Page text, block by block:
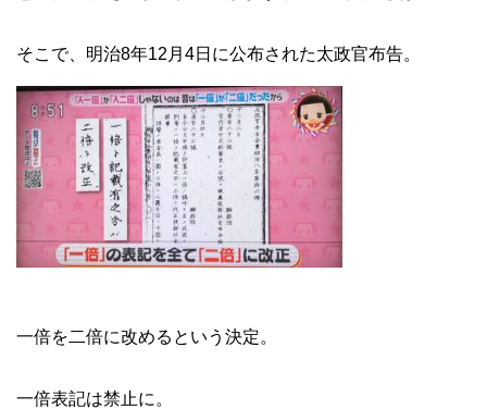
そこで、明治8年12月4日に公布された太政官布告。
一倍を二倍に改めるという決定。
一倍表記は禁止に。